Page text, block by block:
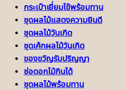
กระเป๋าเยี่ยมไข้พร้อมทาน
ชุดผลไม้แสดงความยินดี
ชุดผลไม้วันเกิด
ชุดเค้กผลไม้วันเกิด
ของขวัญรับปริญญา
ช่อดอกไม้กินได้
ชุดผลไม้พร้อมทาน